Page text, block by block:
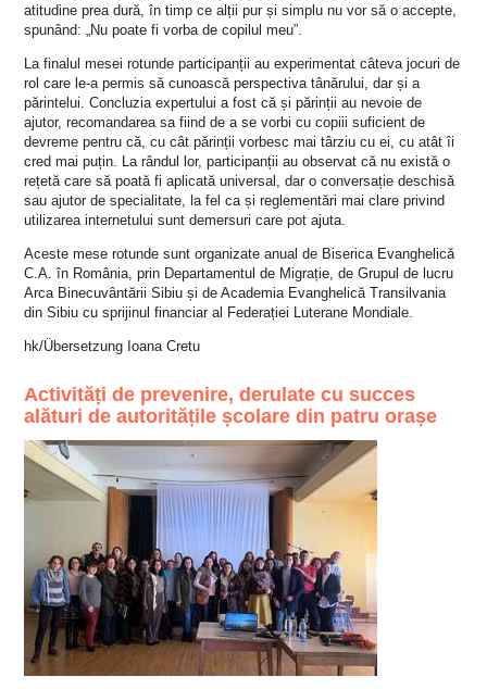
atitudine prea dură, în timp ce alții pur și simplu nu vor să o accepte,
spunând: „Nu poate fi vorba de copilul meu”.
La finalul mesei rotunde participanții au experimentat câteva jocuri de
rol care le-a permis să cunoască perspectiva tânărului, dar și a
părintelui. Concluzia expertului a fost că și părinții au nevoie de
ajutor, recomandarea sa fiind de a se vorbi cu copiii suficient de
devreme pentru că, cu cât părinții vorbesc mai târziu cu ei, cu atât îi
cred mai puțin. La rândul lor, participanții au observat că nu există o
rețetă care să poată fi aplicată universal, dar o conversație deschisă
sau ajutor de specialitate, la fel ca și reglementări mai clare privind
utilizarea internetului sunt demersuri care pot ajuta.
Aceste mese rotunde sunt organizate anual de Biserica Evanghelică
C.A. în România, prin Departamentul de Migrație, de Grupul de lucru
Arca Binecuvântării Sibiu și de Academia Evanghelică Transilvania
din Sibiu cu sprijinul financiar al Federației Luterane Mondiale.
hk/Übersetzung Ioana Cretu
Activități de prevenire, derulate cu succes
alături de autoritățile școlare din patru orașe